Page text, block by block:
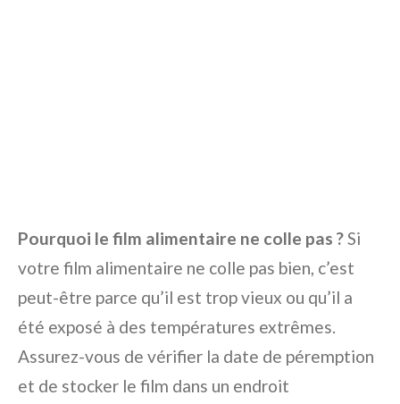
Pourquoi le film alimentaire ne colle pas ?Si
votre film alimentaire ne colle pas bien, c’est
peut-être parce qu’il est trop vieux ou qu’il a
été exposé à des températures extrêmes.
Assurez-vous de vérifier la date de péremption
et de stocker le film dans un endroit